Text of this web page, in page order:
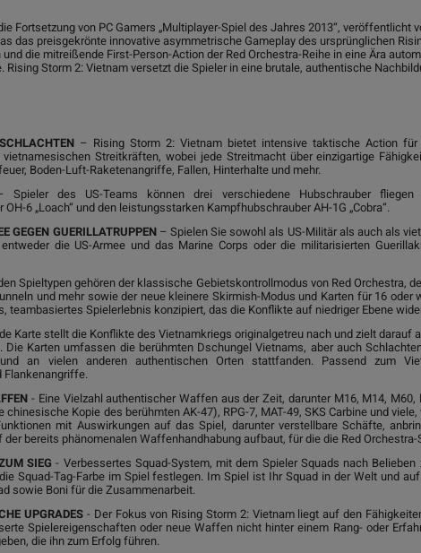
Fortsetzung von PC Gamers „Multiplayer-Spiel des Jahres 2013“,
das preisgekrönte innovative asymmetrische Gameplay des ursprünglichen
die mitreißende First-Person-Action der Red Orchestra-Reihe in eine Ära
Rising Storm 2: Vietnam versetzt die Spieler in eine brutale, authentische
– Rising Storm 2: Vietnam bietet intensive taktische Action
Streitkräften, wobei jede Streitmacht über einzigartige
Boden-Luft-Raketenangriffe, Fallen, Hinterhalte und mehr.
Spieler des US-Teams können drei verschiedene Hubschrauber
6 „Loach“ und den leistungsstarken Kampfhubschrauber AH-1G „Cobra“.
GEGEN GUERILLATRUPPEN– Spielen Sie sowohl als US-Militär als auch als
die US-Armee und das Marine Corps oder die militarisierten
Spieltypen gehören der klassische Gebietskontrollmodus von Red Orchestra,
und mehr sowie der neue kleinere Skirmish-Modus und Karten für 16
teambasiertes Spielerlebnis konzipiert, das die Konflikte auf niedriger Ebene
Karte stellt die Konflikte des Vietnamkriegs originalgetreu nach und zielt darauf
Die Karten umfassen die berühmten Dschungel Vietnams, aber auch
an vielen anderen authentischen Orten stattfanden. Passend zum
Flankenangriffe.
- Eine Vielzahl authentischer Waffen aus der Zeit, darunter M16, M14,
chinesische Kopie des berühmten AK-47), RPG-7, MAT-49, SKS Carbine und
mit Auswirkungen auf das Spiel, darunter verstellbare Schäfte,
bereits phänomenalen Waffenhandhabung aufbaut, für die die Red Orchestra-
SIEG - Verbessertes Squad-System, mit dem Spieler Squads nach
Squad-Tag-Farbe im Spiel festlegen. Im Spiel ist Ihr Squad in der Welt und
sowie Boni für die Zusammenarbeit.
UPGRADES - Der Fokus von Rising Storm 2: Vietnam liegt auf den
Spielereigenschaften oder neue Waffen nicht hinter einem Rang- oder
die ihn zum Erfolg führen.